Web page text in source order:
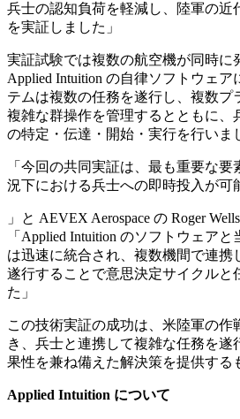
兵士の認知負荷を軽減し、陸軍の近
を実証しました」
実証試験では複数の航空機が同時に
Applied Intuition の自律ソフトウェ
テムは複数の任務を遂行し、複数プ
複雑な群操作を管理するとともに、
の特定・伝達・開始・実行を行いま
「今回の共同実証は、最も重要な
況下における兵士への即時投入が可
」と AEVEX Aerospace の Roger
「Applied Intuition のソフトウェア
は迅速に統合され、複数機間で連携
遂行することで意思決定サイクルと
た」
この技術実証の成功は、米陸軍の作
き、兵士と連携して複雑な任務を遂
果性を兼ね備えた解決策を提供する
Applied Intuition について